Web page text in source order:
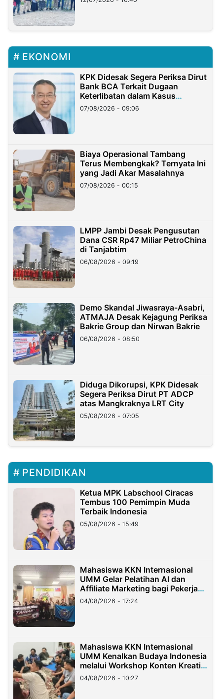
EKONOMI
KPK Didesak Segera Periksa Dirut
Bank BCA Terkait Dugaan
Keterlibatan dalam Kasus
Hilangnya Dana Nasabah Rp2,58
Miliar
07/08/2026 - 09:06
Biaya Operasional Tambang
Terus Membengkak? Ternyata Ini
yang Jadi Akar Masalahnya
07/08/2026 - 00:15
LMPP Jambi Desak Pengusutan
Dana CSR Rp47 Miliar PetroChina
di Tanjabtim
06/08/2026 - 09:19
Demo Skandal Jiwasraya-Asabri,
ATMAJA Desak Kejagung Periksa
Bakrie Group dan Nirwan Bakrie
06/08/2026 - 08:50
Diduga Dikorupsi, KPK Didesak
Segera Periksa Dirut PT ADCP
atas Mangkraknya LRT City
05/08/2026 - 07:05
PENDIDIKAN
Ketua MPK Labschool Ciracas
Tembus 100 Pemimpin Muda
Terbaik Indonesia
05/08/2026 - 15:49
Mahasiswa KKN Internasional
UMM Gelar Pelatihan AI dan
Affiliate Marketing bagi Pekerja
Migran Indonesia di Taiwan
04/08/2026 - 17:24
Mahasiswa KKN Internasional
UMM Kenalkan Budaya Indonesia
melalui Workshop Konten Kreatif
di Taiwan
04/08/2026 - 10:27